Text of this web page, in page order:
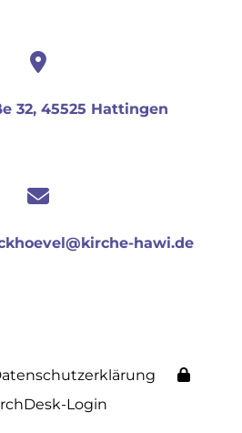
32, 45525 Hattingen
hawi.de
Login